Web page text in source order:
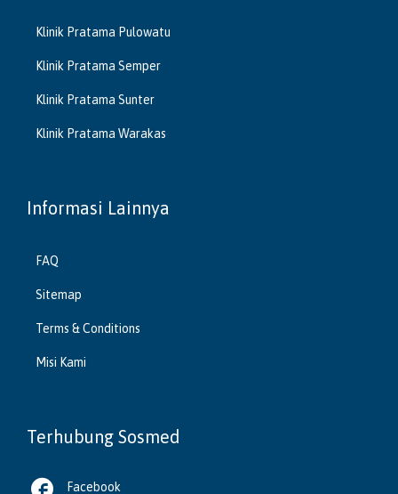
Klinik Pratama Pulowatu
Klinik Pratama Semper
Klinik Pratama Sunter
Klinik Pratama Warakas
Informasi Lainnya
FAQ
Sitemap
Terms & Conditions
Misi Kami
Terhubung Sosmed
 Facebook